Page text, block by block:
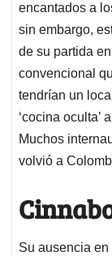
A
p
p
o
o
k
encantados a
sin embargo,
de su partida
convencional
tendrían un
‘cocina oculta’
Muchos
volvió a
Su ausencia